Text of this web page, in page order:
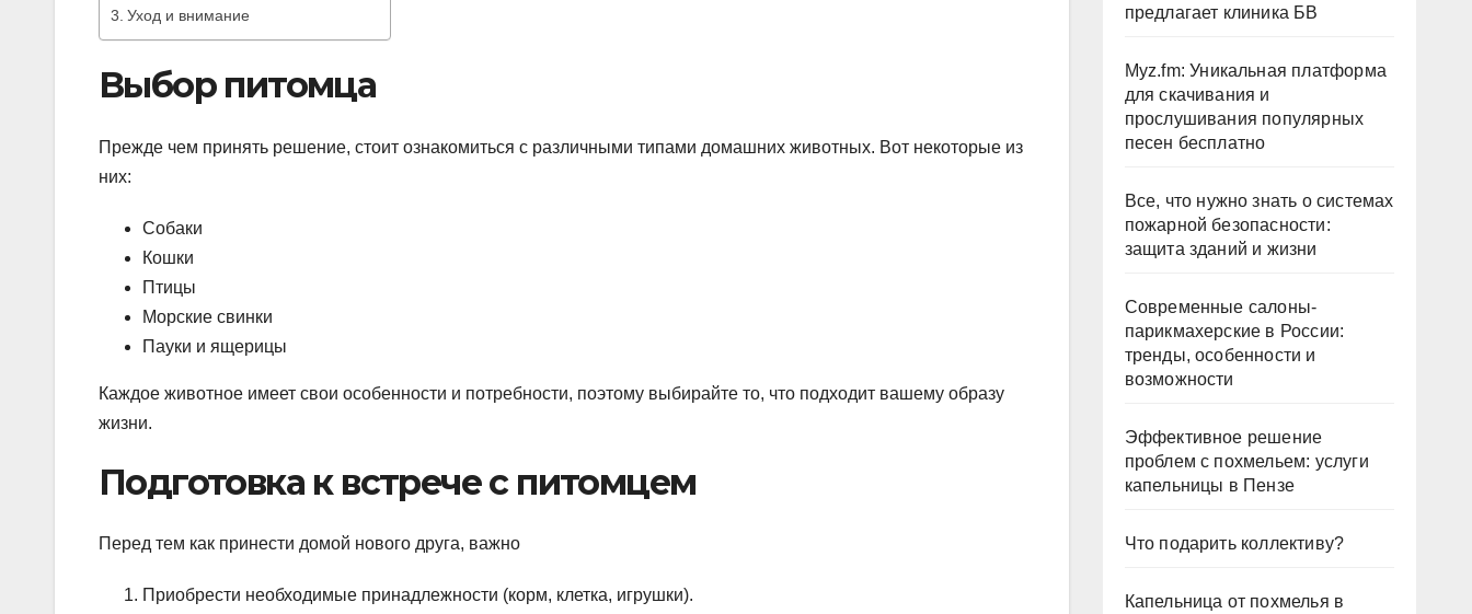
Уход и внимание
Выбор питомца
Прежде чем принять решение, стоит ознакомиться с различными типами домашних животных. Вот некоторые из
них:
Собаки
Кошки
Птицы
Морские свинки
Пауки и ящерицы
Каждое животное имеет свои особенности и потребности, поэтому выбирайте то, что подходит вашему образу
жизни.
Подготовка к встрече с питомцем
Перед тем как принести домой нового друга, важно
Приобрести необходимые принадлежности (корм, клетка, игрушки).
предлагает клиника БВ
Myz.fm: Уникальная платформа
для скачивания и
прослушивания популярных
песен бесплатно
Все, что нужно знать о системах
пожарной безопасности:
защита зданий и жизни
Современные салоны-
парикмахерские в России:
тренды, особенности и
возможности
Эффективное решение
проблем с похмельем: услуги
капельницы в Пензе
Что подарить коллективу?
Капельница от похмелья в